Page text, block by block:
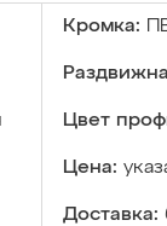
Кромка:
Цвет
Цена:
Доставка: